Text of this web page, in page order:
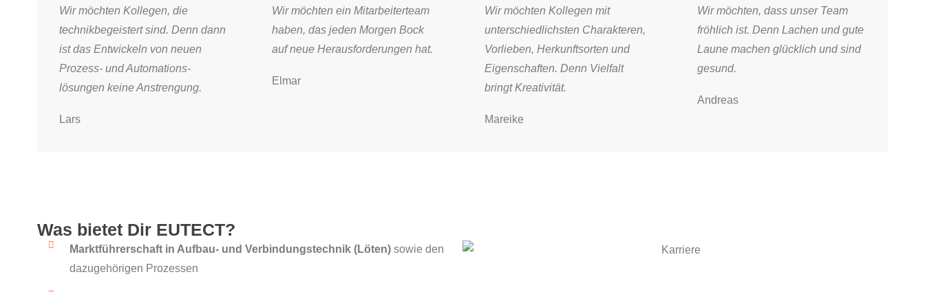
Wir möchten Kollegen, die
technikbegeistert sind. Denn dann
ist das Entwickeln von neuen
Prozess- und Automations­
lösungen keine Anstrengung.
Lars
Wir möchten ein Mitarbeiterteam
haben, das jeden Morgen Bock
auf neue Herausforderungen hat.
Elmar
Wir möchten Kollegen mit
unterschiedlichsten Charakteren,
Vorlieben, Herkunftsorten und
Eigenschaften. Denn Vielfalt
bringt Kreativität.
Mareike
Wir möchten, dass unser Team
fröhlich ist. Denn Lachen und gute
Laune machen glücklich und sind
gesund.
Andreas
Was bietet Dir EUTECT?
Marktführerschaft in Aufbau- und Verbindungstechnik (Löten)sowie den
dazugehörigen Prozessen